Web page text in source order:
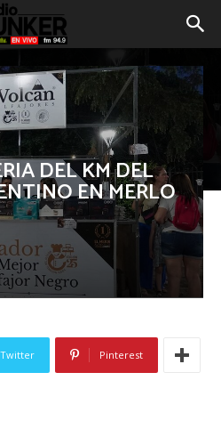
DEL KM DEL
EN MERLO
Twitter Pinterest